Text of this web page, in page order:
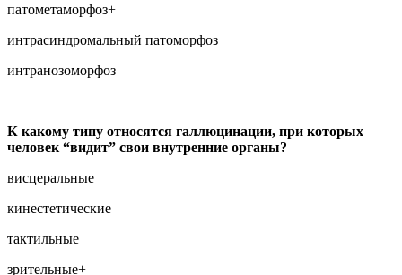
патометаморфоз+
интрасиндромальный патоморфоз
интранозоморфоз
К какому типу относятся галлюцинации, при которых
человек “видит” свои внутренние органы?
висцеральные
кинестетические
тактильные
зрительные+